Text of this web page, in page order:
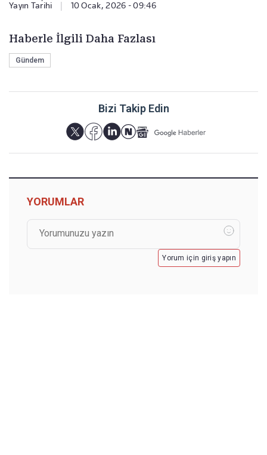
Yayın Tarihi 10 Ocak, 2026 - 09:46
Haberle İlgili Daha Fazlası
Gündem
Bizi Takip Edin
YORUMLAR
Yorum için giriş yapın